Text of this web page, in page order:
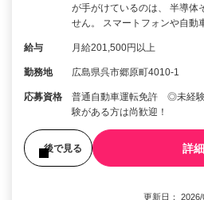
が手がけているのは、 半導体
せん。 スマートフォンや自動
給与 月給201,500円以上
勤務地 広島県呉市郷原町4010-1
応募資格
普通自動車運転免許 ◎未経
験がある方は尚歓迎！
後で見る 詳
更新日：